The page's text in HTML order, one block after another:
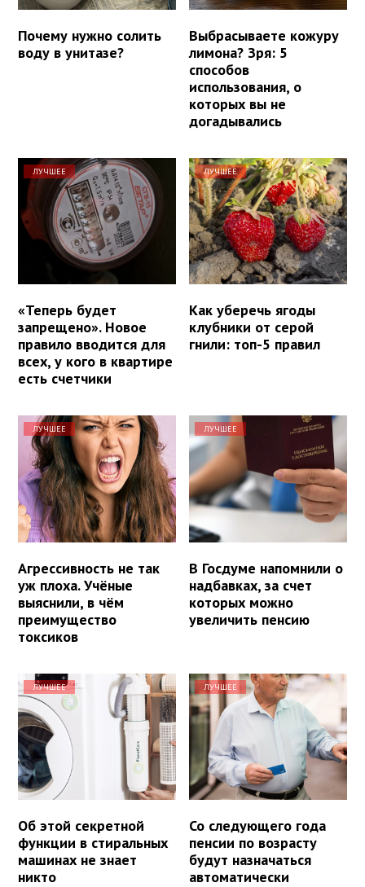
Почему нужно солить
воду в унитазе?
Выбрасываете кожуру
лимона? Зря: 5
способов
использования, о
которых вы не
догадывались
ЛУЧШЕЕ
«Теперь будет
запрещено». Новое
правило вводится для
всех, у кого в квартире
есть счетчики
ЛУЧШЕЕ
Как уберечь ягоды
клубники от серой
гнили: топ-5 правил
ЛУЧШЕЕ
Агрессивность не так
уж плоха. Учёные
выяснили, в чём
преимущество
токсиков
ЛУЧШЕЕ
В Госдуме напомнили о
надбавках, за счет
которых можно
увеличить пенсию
ЛУЧШЕЕ
Об этой секретной
функции в стиральных
машинах не знает
никто
ЛУЧШЕЕ
Со следующего года
пенсии по возрасту
будут назначаться
автоматически